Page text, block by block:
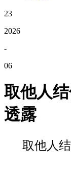
23
2026
-
06
取他人
透露
取他人